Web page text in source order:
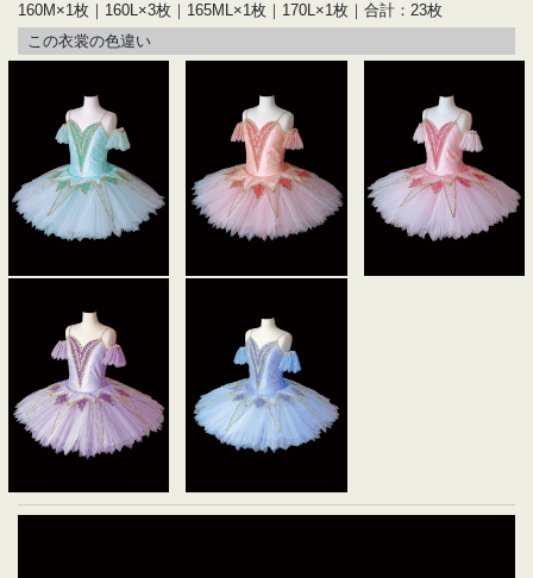
160M×1枚｜160L×3枚｜165ML×1枚｜170L×1枚｜合計：23枚
この衣裳の色違い